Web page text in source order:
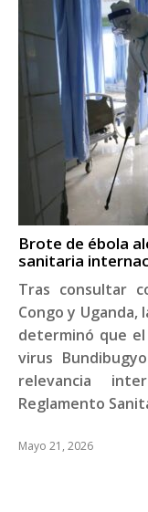
Brote de ébola
sanitaria
Tras consultar
Congo y Uganda,
determinó que
virus
relevancia
Reglamento
Mayo 21, 2026